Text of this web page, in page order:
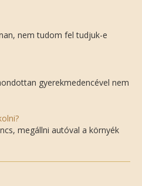
nem tudom fel tudjuk-e
gyerekmedencével nem
megállni autóval a környék